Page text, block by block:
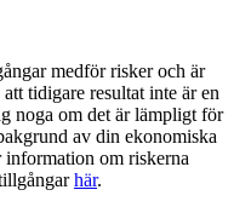
medför risker och är
tidigare resultat inte är en
noga om det är lämpligt för
av din ekonomiska
om riskerna
här.